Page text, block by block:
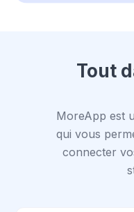
Tout
MoreApp est
qui vous
connecter